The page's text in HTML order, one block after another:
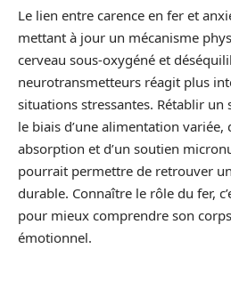
Le lien entre carence en fer et
mettant à jour un mécanisme
cerveau sous-oxygéné et
neurotransmetteurs réagit plus
situations stressantes. Rétablir
le biais d’une alimentation variée,
absorption et d’un soutien
pourrait permettre de retrouver
durable. Connaître le rôle du fer,
pour mieux comprendre son
émotionnel.